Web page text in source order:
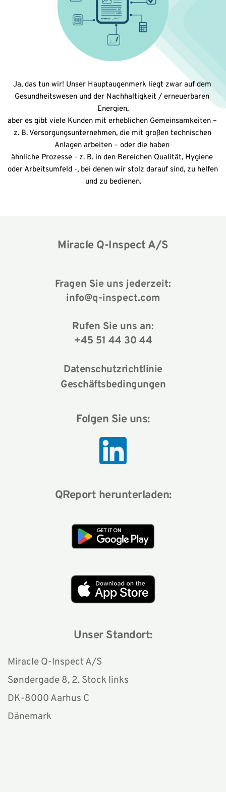
Ja, das tun wir! Unser Hauptaugenmerk liegt zwar auf dem
Gesundheitswesen und der Nachhaltigkeit / erneuerbaren
Energien,
aber es gibt viele Kunden mit erheblichen Gemeinsamkeiten –
z. B. Versorgungsunternehmen, die mit großen technischen
Anlagen arbeiten – oder die haben
ähnliche Prozesse - z. B. in den Bereichen Qualität, Hygiene
oder Arbeitsumfeld -, bei denen wir stolz darauf sind, zu helfen
und zu bedienen.
Miracle Q-Inspect A/S
Fragen Sie uns jederzeit:
info@q-inspect.com
Rufen Sie uns an:
+45 51 44 30 44
Datenschutzrichtlinie
Geschäftsbedingungen
Folgen Sie uns:
QReport herunterladen:
Unser Standort:
Miracle Q-Inspect A/S
Søndergade 8, 2. Stock links
DK-8000 Aarhus C
Dänemark